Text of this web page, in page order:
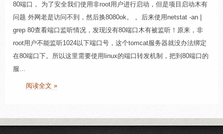
80端口， 为了安全我们使用非root用户进行启动，但是项目启动木有
问题 外网老是访问不到，然后换8080ok。 。后来使用netstat -an |
grep 80查看端口监听情况，发现没有80端口木有被监听！原来，非
root用户不能监听1024以下端口号，这个tomcat服务器就没办法绑定
在80端口下。所以这里需要使用linux的端口转发机制，把到80端口的
服...
阅读全文 »